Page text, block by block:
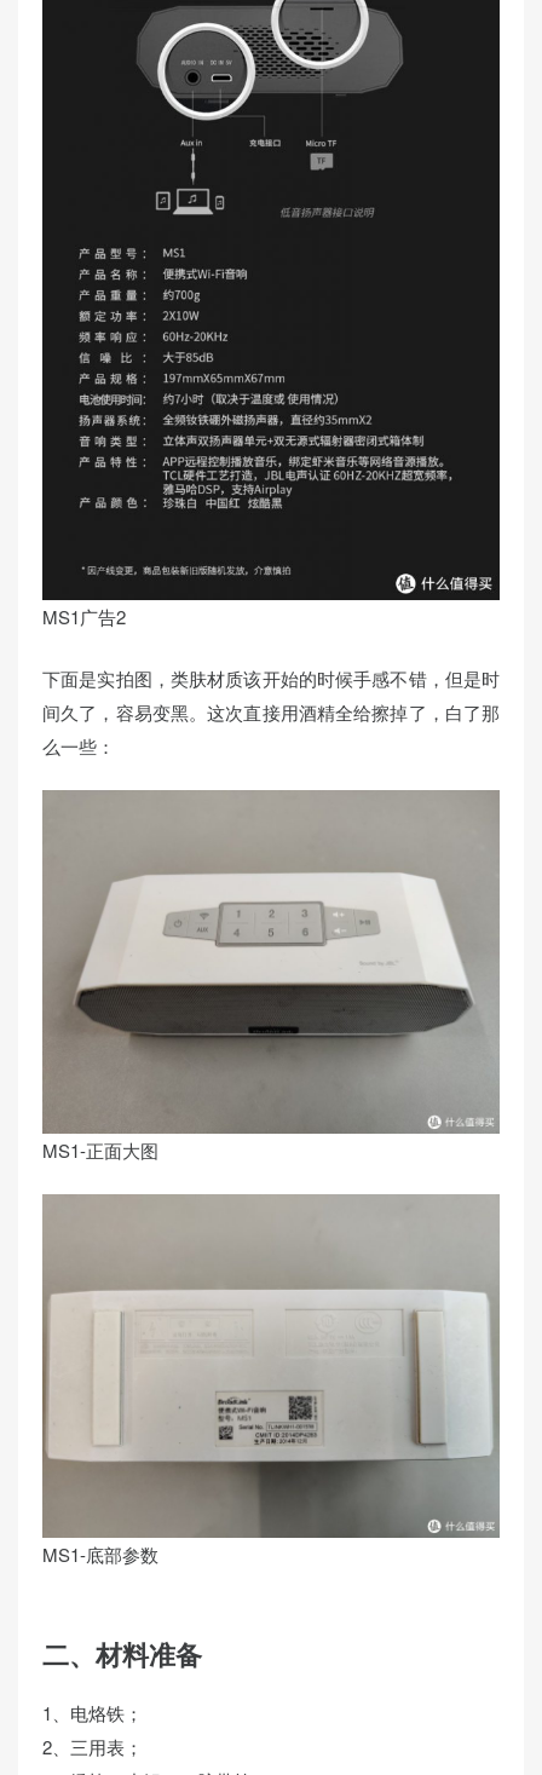
MS1广告2
下面是实拍图，类肤材质该开始的时候手感不错，但是时
间久了，容易变黑。这次直接用酒精全给擦掉了，白了那
么一些：
MS1-正面大图
MS1-底部参数
二、材料准备
1、电烙铁；
2、三用表；